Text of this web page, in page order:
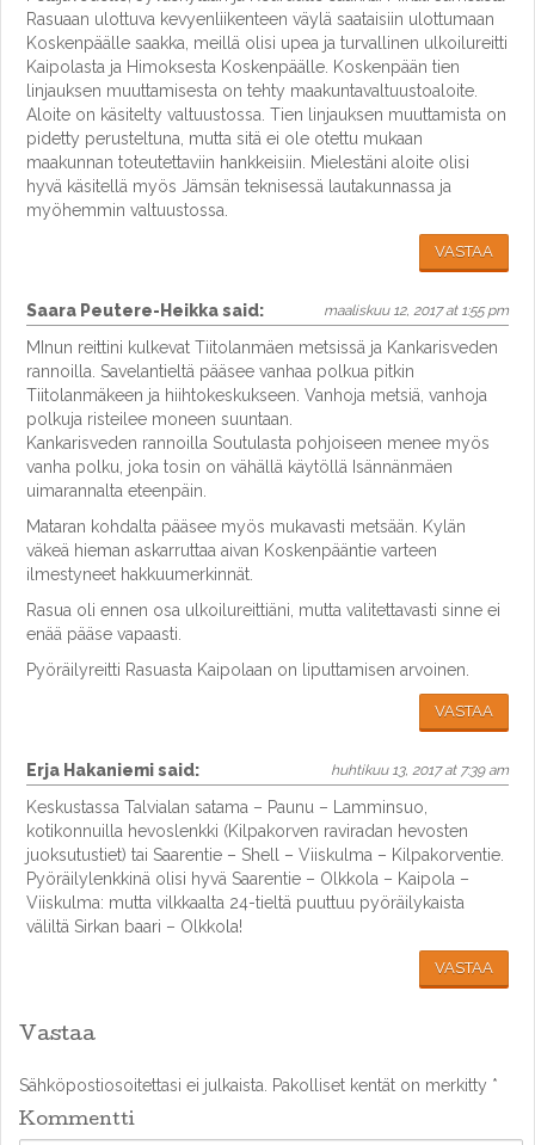
Rasuaan ulottuva kevyenliikenteen väylä saataisiin ulottumaan
Koskenpäälle saakka, meillä olisi upea ja turvallinen ulkoilureitti
Kaipolasta ja Himoksesta Koskenpäälle. Koskenpään tien
linjauksen muuttamisesta on tehty maakuntavaltuustoaloite.
Aloite on käsitelty valtuustossa. Tien linjauksen muuttamista on
pidetty perusteltuna, mutta sitä ei ole otettu mukaan
maakunnan toteutettaviin hankkeisiin. Mielestäni aloite olisi
hyvä käsitellä myös Jämsän teknisessä lautakunnassa ja
myöhemmin valtuustossa.
VASTAA
Saara Peutere-Heikkasaid: maaliskuu 12, 2017 at 1:55 pm
MInun reittini kulkevat Tiitolanmäen metsissä ja Kankarisveden
rannoilla. Savelantieltä pääsee vanhaa polkua pitkin
Tiitolanmäkeen ja hiihtokeskukseen. Vanhoja metsiä, vanhoja
polkuja risteilee moneen suuntaan.
Kankarisveden rannoilla Soutulasta pohjoiseen menee myös
vanha polku, joka tosin on vähällä käytöllä Isännänmäen
uimarannalta eteenpäin.
Mataran kohdalta pääsee myös mukavasti metsään. Kylän
väkeä hieman askarruttaa aivan Koskenpääntie varteen
ilmestyneet hakkuumerkinnät.
Rasua oli ennen osa ulkoilureittiäni, mutta valitettavasti sinne ei
enää pääse vapaasti.
Pyöräilyreitti Rasuasta Kaipolaan on liputtamisen arvoinen.
VASTAA
Erja Hakaniemisaid: huhtikuu 13, 2017 at 7:39 am
Keskustassa Talvialan satama – Paunu – Lamminsuo,
kotikonnuilla hevoslenkki (Kilpakorven raviradan hevosten
juoksutustiet) tai Saarentie – Shell – Viiskulma – Kilpakorventie.
Pyöräilylenkkinä olisi hyvä Saarentie – Olkkola – Kaipola –
Viiskulma: mutta vilkkaalta 24-tieltä puuttuu pyöräilykaista
väliltä Sirkan baari – Olkkola!
VASTAA
Vastaa
Sähköpostiosoitettasi ei julkaista. Pakolliset kentät on merkitty *
Kommentti